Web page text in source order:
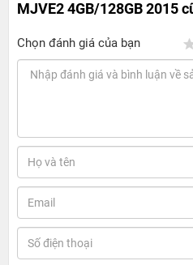
Tương tự như các dòng máy
MJVE2 4GB/128GB 2015
Chọn đánh giá của bạn